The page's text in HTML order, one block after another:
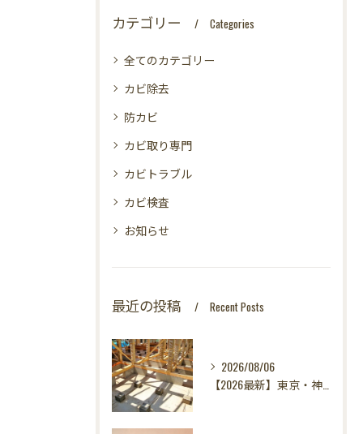
カテゴリー Categories
全てのカテゴリー
カビ除去
防カビ
カビ取り専門
カビトラブル
カビ検査
お知らせ
最近の投稿 Recent Posts
2026/08/06